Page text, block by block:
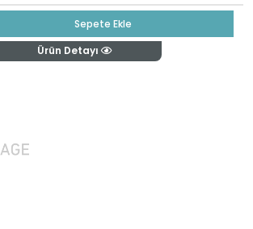
Sepete Ekle
Ürün Detayı